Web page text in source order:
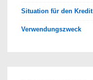
Situation für den Kredit
Verwendungszweck